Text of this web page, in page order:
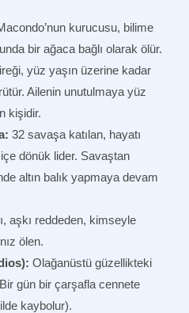
kurucusu, bilime
bir ağaca bağlı olarak ölür.
yüz yaşın üzerine kadar
Ailenin unutulmaya yüz
kişidir.
32 savaşa katılan, hayatı
dönük lider. Savaştan
altın balık yapmaya devam
aşkı reddeden, kimseyle
ölen.
Olağanüstü güzellikteki
gün bir çarşafla cennete
kaybolur).